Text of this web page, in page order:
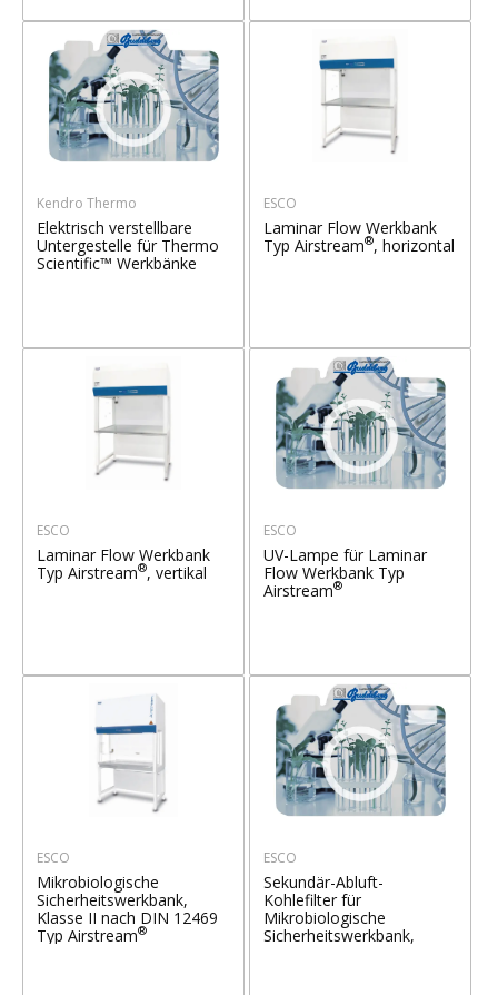
Kendro Thermo
Elektrisch verstellbare
Untergestelle für Thermo
Scientific™ Werkbänke
ESCO
Laminar Flow Werkbank
Typ Airstream®, horizontal
ESCO
Laminar Flow Werkbank
Typ Airstream®, vertikal
ESCO
UV-Lampe für Laminar
Flow Werkbank Typ
Airstream®
ESCO
Mikrobiologische
Sicherheitswerkbank,
Klasse II nach DIN 12469
Typ Airstream®
ESCO
Sekundär-Abluft-
Kohlefilter für
Mikrobiologische
Sicherheitswerkbank,